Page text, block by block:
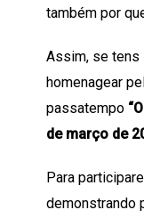
também por
Assim, se tens
homenagear
passatempo
de março de
Para
demonstrando